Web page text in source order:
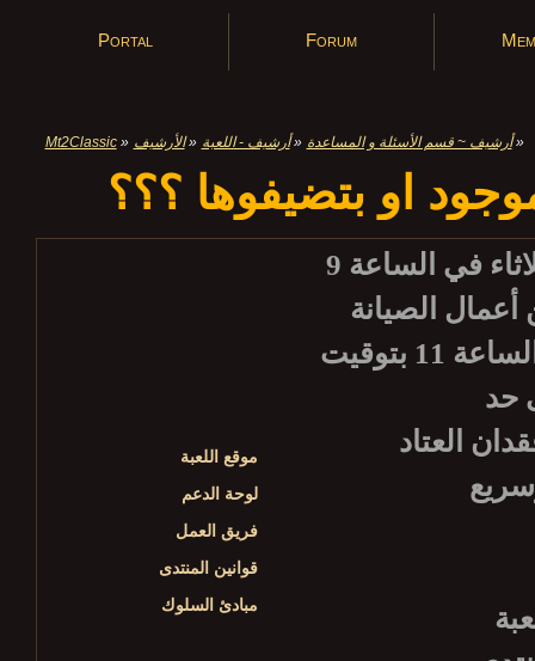
Portal Forum
Mt2Classic» الأرشيف» أرشيف - اللعبة» أرشيف ~ قسم الأسئلة و المساعدة»
او بتضيفوها ؟؟؟
موقع اللعبة
لوحة الدعم
فريق العمل
قوانين المنتدى
مبادئ السلوك
يرجى الانتباه أن أعمال صيانة الخادم الأسبوعية تبدأ كل ثلاثاء في الساعة 9
من أعمال الصيانة
سيكون الخادم متوفراً للاستعمال من جديد، وذلك حوالي الساعة 11 بتوقيت
العتاد